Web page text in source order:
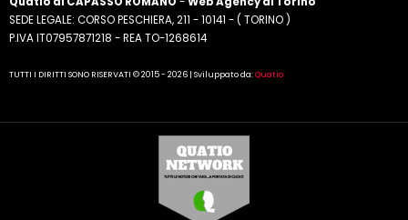
SEDE LEGALE: CORSO PESCHIERA, 211 - 10141 - ( TORINO )
P.IVA IT07957871218 - REA TO-1268614
TUTTI I DIRITTI SONO RISERVATI © 2015 - 2026 | Sviluppato da:Quatio